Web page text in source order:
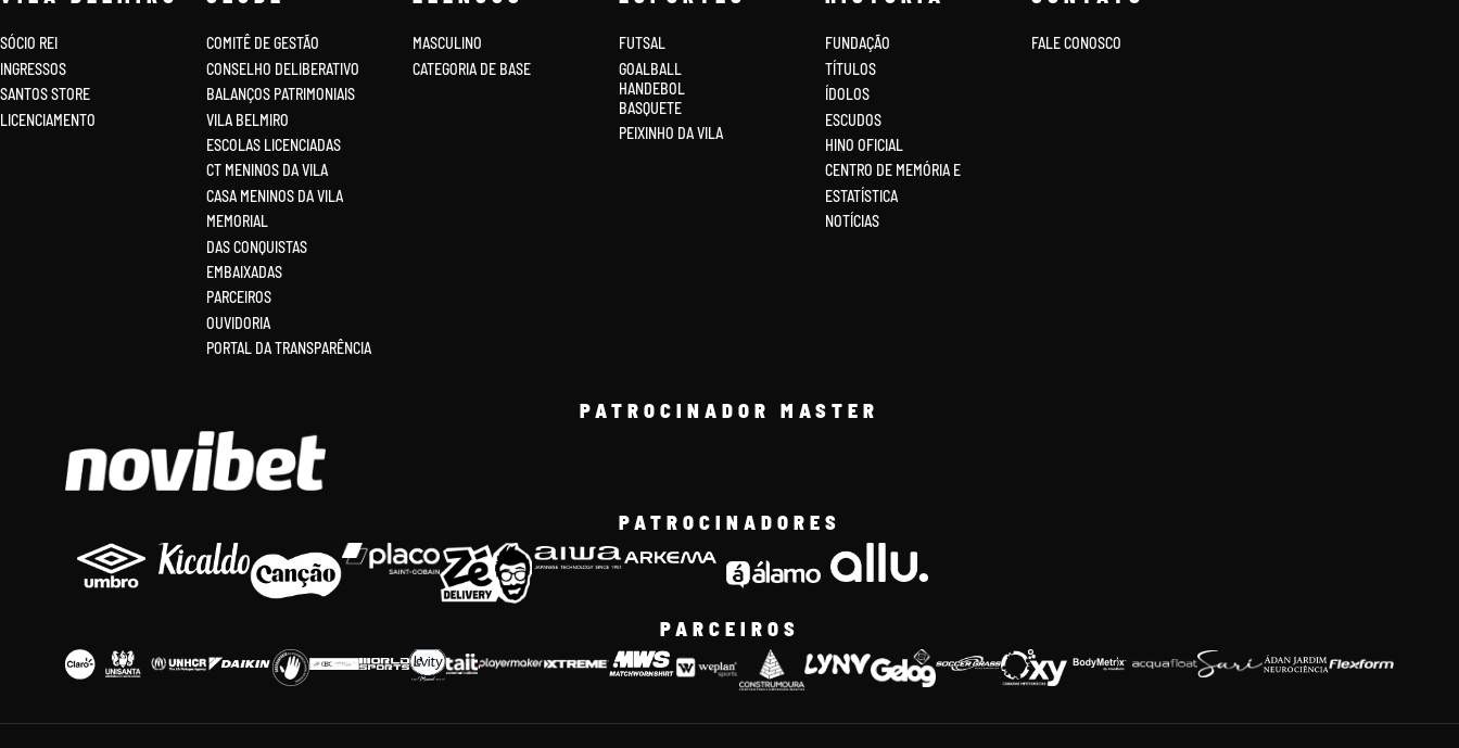
SÓCIO REI
INGRESSOS
SANTOS STORE
LICENCIAMENTO
COMITÊ DE GESTÃO
CONSELHO DELIBERATIVO
BALANÇOS PATRIMONIAIS
VILA BELMIRO
ESCOLAS LICENCIADAS
CT MENINOS DA VILA
CASA MENINOS DA VILA
MEMORIAL
DAS CONQUISTAS
EMBAIXADAS
PARCEIROS
OUVIDORIA
PORTAL DA TRANSPARÊNCIA
MASCULINO
CATEGORIA DE BASE
FUTSAL
GOALBALL
HANDEBOL
BASQUETE
PEIXINHO DA VILA
FUNDAÇÃO
TÍTULOS
ÍDOLOS
ESCUDOS
HINO OFICIAL
CENTRO DE MEMÓRIA E
ESTATÍSTICA
NOTÍCIAS
FALE CONOSCO
PATROCINADOR MASTER
PATROCINADORES
PARCEIROS